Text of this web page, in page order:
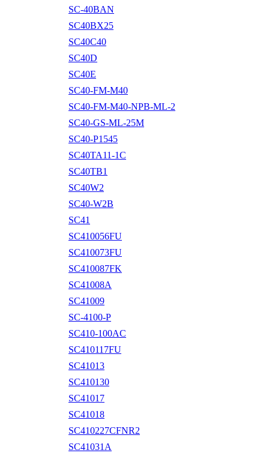
SC-40BAN
SC40BX25
SC40C40
SC40D
SC40E
SC40-FM-M40
SC40-FM-M40-NPB-ML-2
SC40-GS-ML-25M
SC40-P1545
SC40TA11-1C
SC40TB1
SC40W2
SC40-W2B
SC41
SC410056FU
SC410073FU
SC410087FK
SC41008A
SC41009
SC-4100-P
SC410-100AC
SC410117FU
SC41013
SC410130
SC41017
SC41018
SC410227CFNR2
SC41031A